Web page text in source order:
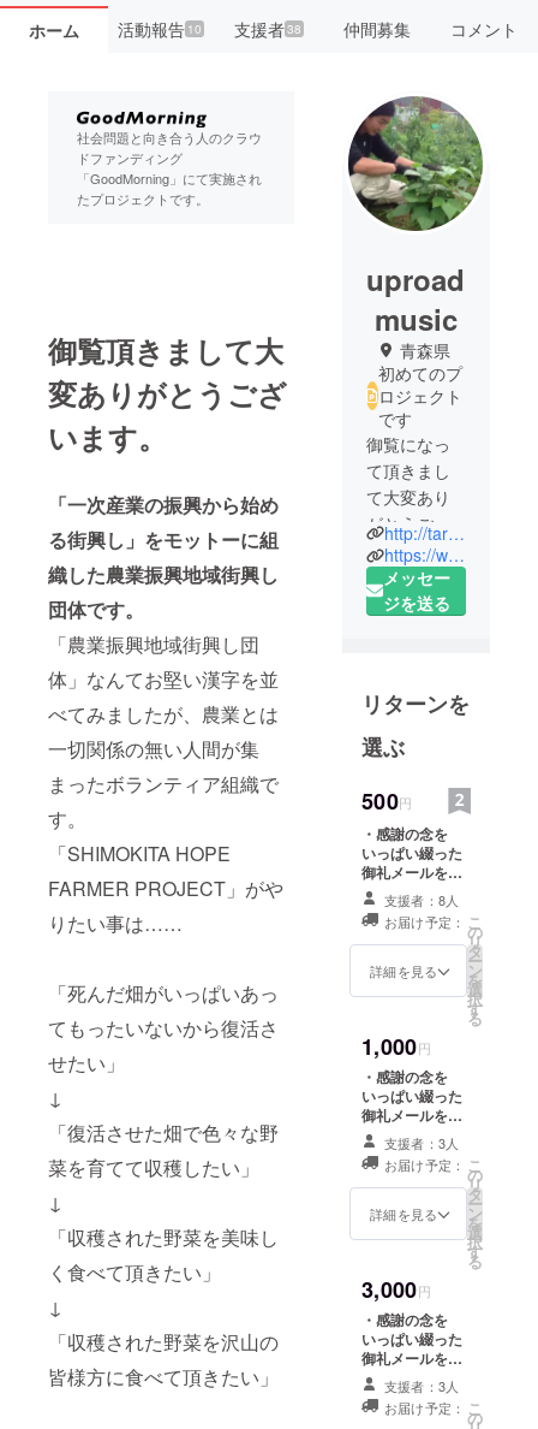
ホーム 活動報告10 支援者38 仲間募集 コメント
社会問題と向き合う人のクラウ
ドファンディング
「GoodMorning」にて実施され
たプロジェクトです。
御覧頂きまして大
変ありがとうござ
います。
「一次産業の振興から始め
る街興し」をモットーに組
織した農業振興地域街興し
団体です。
「農業振興地域街興し団
体」なんてお堅い漢字を並
べてみましたが、農業とは
一切関係の無い人間が集
まったボランティア組織で
す。
「SHIMOKITA HOPE
FARMER PROJECT」がや
りたい事は……
「死んだ畑がいっぱいあっ
てもったいないから復活さ
せたい」
↓
「復活させた畑で色々な野
菜を育てて収穫したい」
↓
「収穫された野菜を美味し
く食べて頂きたい」
↓
「収穫された野菜を沢山の
皆様方に食べて頂きたい」
uproad
music
青森県
初めてのプ
ロジェクト
です
御覧になっ
て頂きまし
て大変あり
がとうござ
います。
青森県むつ
市にて夜の
をしており
ます
uproadmusic
こと上路德
昭と申しま
す。
ここ青森県
むつ市は本
州最北端下
北半島の中
核を担う街
であり、平
により青森
県内で一番
の面積を誇
る市となり
ました。
広大な自然
があり傍か
ら見ればう
いる行政だ
と思われが
ちです。
しかし市内
の商店街は
繁栄の一時
http://taro.uproadmusic.com
https://www.facebook.com/noriaki.ageji
メッセー
ジを送る
リターンを
選ぶ
500円
・感謝の念を
いっぱい綴った
御礼メールを送
付させて頂きま
す。支援者：8人
お届け予定：
詳細を見る
こ
の
リ
タ
ー
ン
を
選
択
す
る
1,000円
・感謝の念を
いっぱい綴った
御礼メールを送
付させて頂きま
す。 ・公式web
ページにて氏名
(ニックネーム)
を7月から1年間
支援者：3人
お届け予定：
詳細を見る
こ
の
リ
タ
ー
ン
を
選
択
す
る
3,000円
・感謝の念を
いっぱい綴った
御礼メールを送
付させて頂きま
す。 ・公式web
ページにて氏名
支援者：3人
お届け予定： こ
の